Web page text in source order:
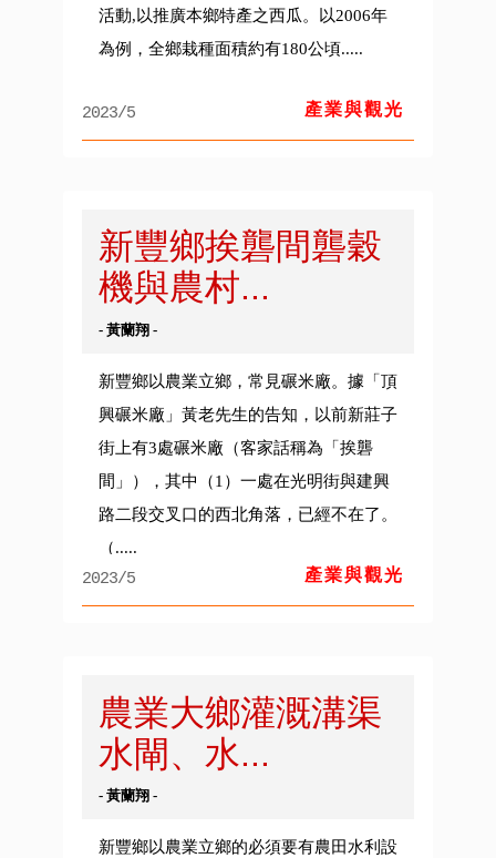
活動,以推廣本鄉特產之西瓜。以2006年
為例，全鄉栽種面積約有180公頃.....
2023/5 產業與觀光
新豐鄉挨礱間礱穀
機與農村...
- 黃蘭翔 -
新豐鄉以農業立鄉，常見碾米廠。據「頂
興碾米廠」黃老先生的告知，以前新莊子
街上有3處碾米廠（客家話稱為「挨礱
間」），其中（1）一處在光明街與建興
路二段交叉口的西北角落，已經不在了。
（.....
2023/5
產業與觀光
農業大鄉灌溉溝渠
水閘、水...
- 黃蘭翔 -
新豐鄉以農業立鄉的必須要有農田水利設